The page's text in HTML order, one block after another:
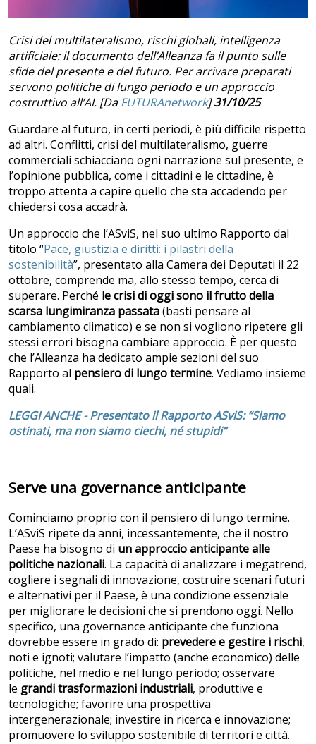
Crisi del multilateralismo, rischi globali, intelligenza
artificiale: il documento dell’Alleanza fa il punto sulle
sfide del presente e del futuro. Per arrivare preparati
servono politiche di lungo periodo e un approccio
costruttivo all’AI. [DaFUTURAnetwork]31/10/25
Guardare al futuro, in certi periodi, è più difficile rispetto
ad altri. Conflitti, crisi del multilateralismo, guerre
commerciali schiacciano ogni narrazione sul presente, e
l’opinione pubblica, come i cittadini e le cittadine, è
troppo attenta a capire quello che sta accadendo per
chiedersi cosa accadrà.
Un approccio che l’ASviS, nel suo ultimo Rapporto dal
titolo “Pace, giustizia e diritti: i pilastri della
sostenibilità”, presentato alla Camera dei Deputati il 22
ottobre, comprende ma, allo stesso tempo, cerca di
superare. Perché le crisi di oggi sono il frutto della
scarsa lungimiranza passata(basti pensare al
cambiamento climatico) e se non si vogliono ripetere gli
stessi errori bisogna cambiare approccio. È per questo
che l’Alleanza ha dedicato ampie sezioni del suo
Rapporto al pensiero di lungo termine. Vediamo insieme
quali.
LEGGI ANCHE - Presentato il Rapporto ASviS: “Siamo
ostinati, ma non siamo ciechi, né stupidi”
Serve una governance anticipante
Cominciamo proprio con il pensiero di lungo termine.
L’ASviS ripete da anni, incessantemente, che il nostro
Paese ha bisogno di un approccio anticipante alle
politiche nazionali. La capacità di analizzare i megatrend,
cogliere i segnali di innovazione, costruire scenari futuri
e alternativi per il Paese, è una condizione essenziale
per migliorare le decisioni che si prendono oggi. Nello
specifico, una governance anticipante che funziona
dovrebbe essere in grado di: prevedere e gestire i rischi,
noti e ignoti; valutare l’impatto (anche economico) delle
politiche, nel medio e nel lungo periodo; osservare
le grandi trasformazioni industriali, produttive e
tecnologiche; favorire una prospettiva
intergenerazionale; investire in ricerca e innovazione;
promuovere lo sviluppo sostenibile di territori e città.